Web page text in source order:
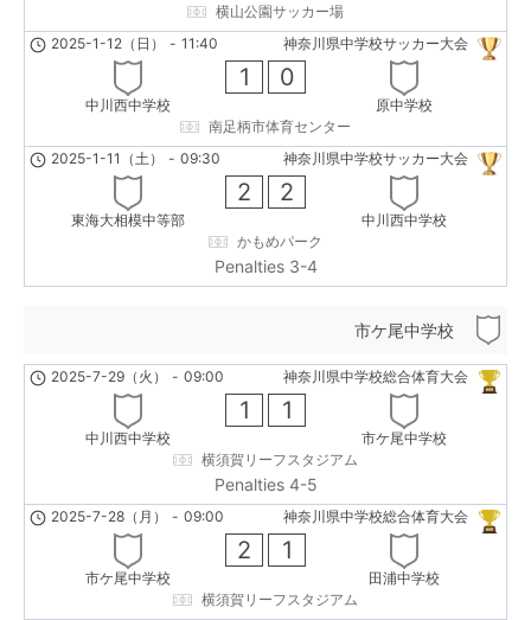
横山公園サッカー場
神奈川県中学校サッカー大会
2025-1-12（日） - 11:40
中川西中学校
1 0
原中学校
南足柄市体育センター
神奈川県中学校サッカー大会
2025-1-11（土） - 09:30
東海大相模中等部
2 2
中川西中学校
かもめパーク
Penalties 3-4
市ケ尾中学校
神奈川県中学校総合体育大会
2025-7-29（火） - 09:00
中川西中学校
1 1
市ケ尾中学校
横須賀リーフスタジアム
Penalties 4-5
神奈川県中学校総合体育大会
2025-7-28（月） - 09:00
市ケ尾中学校
2 1
田浦中学校
横須賀リーフスタジアム